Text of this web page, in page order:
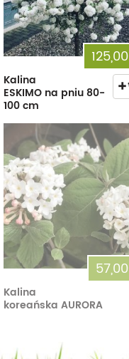
125,00
Kalina
ESKIMO na pniu 80-
100 cm
57,00
Kalina
koreańska AURORA